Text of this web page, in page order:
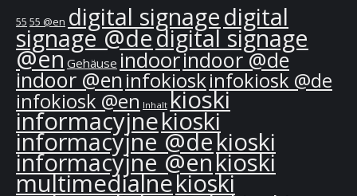
55 55 @en digital signagedigital
signage @dedigital signage
@enGehäuse indoorindoor @de
indoor @eninfokioskinfokiosk @de
infokiosk @en Inhalt kioski
informacyjnekioski
informacyjne @dekioski
informacyjne @enkioski
multimedialnekioski